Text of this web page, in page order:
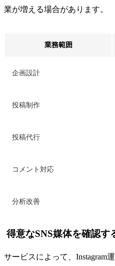
業が増える場合があります。
業務範囲
企画設計
投稿制作
投稿代行
コメント対応
分析改善
得意なSNS媒体を確認す
サービスによって、Instagram